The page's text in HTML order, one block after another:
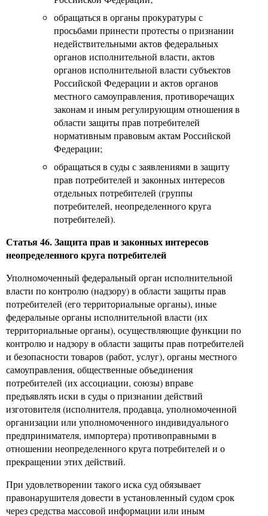
обращаться в органы прокуратуры с
просьбами принести протесты о признании
недействительными актов федеральных
органов исполнительной власти, актов
органов исполнительной власти субъектов
Российской Федерации и актов органов
местного самоуправления, противоречащих
законам и иным регулирующим отношения в
области защиты прав потребителей
нормативным правовым актам Российской
Федерации;
обращаться в суды с заявлениями в защиту
прав потребителей и законных интересов
отдельных потребителей (группы
потребителей, неопределенного круга
потребителей).
Статья 46. Защита прав и законных интересов
неопределенного круга потребителей
Уполномоченный федеральный орган исполнительной
власти по контролю (надзору) в области защиты прав
потребителей (его территориальные органы), иные
федеральные органы исполнительной власти (их
территориальные органы), осуществляющие функции по
контролю и надзору в области защиты прав потребителей
и безопасности товаров (работ, услуг), органы местного
самоуправления, общественные объединения
потребителей (их ассоциации, союзы) вправе
предъявлять иски в суды о признании действий
изготовителя (исполнителя, продавца, уполномоченной
организации или уполномоченного индивидуального
предпринимателя, импортера) противоправными в
отношении неопределенного круга потребителей и о
прекращении этих действий.
При удовлетворении такого иска суд обязывает
правонарушителя довести в установленный судом срок
через средства массовой информации или иным